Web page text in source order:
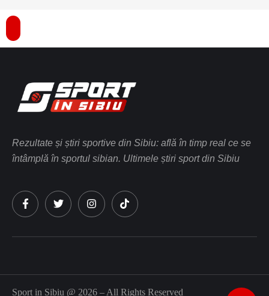
Rezultate și știri sportive din Sibiu: află în timp real ce se
întâmplă în sportul sibian. Ultimele știri sport din Sibiu
Sport in Sibiu @ 2026 – All Rights Reserved